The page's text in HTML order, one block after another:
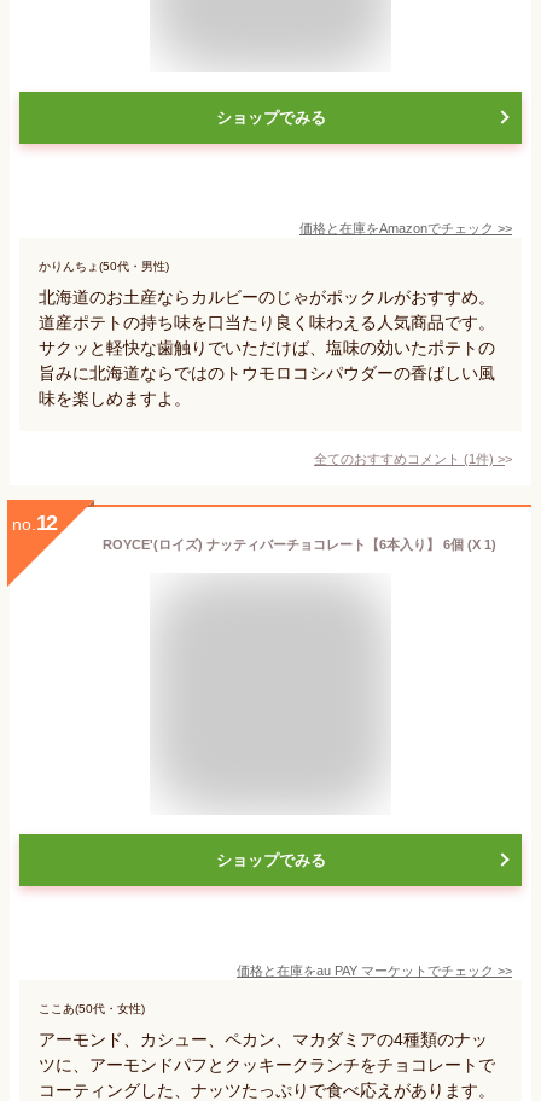
ショップでみる
価格と在庫をAmazonでチェック >>
かりんちょ(50代・男性)
北海道のお土産ならカルビーのじゃがポックルがおすすめ。
道産ポテトの持ち味を口当たり良く味わえる人気商品です。
サクッと軽快な歯触りでいただけば、塩味の効いたポテトの
旨みに北海道ならではのトウモロコシパウダーの香ばしい風
味を楽しめますよ。
全てのおすすめコメント (1件) >
no. 12
ROYCE'(ロイズ) ナッティバーチョコレート【6本入り】 6個 (X 1)
ショップでみる
価格と在庫をau PAY マーケット でチェック >>
ここあ(50代・女性)
アーモンド、カシュー、ペカン、マカダミアの4種類のナッ
ツに、アーモンドパフとクッキークランチをチョコレートで
コーティングした、ナッツたっぷりで食べ応えがあります。